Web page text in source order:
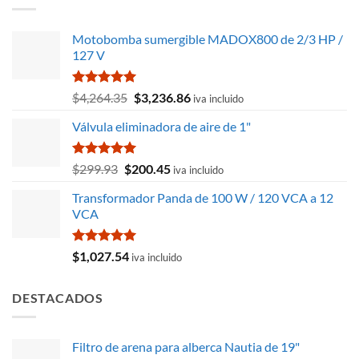
Motobomba sumergible MADOX800 de 2/3 HP /
127 V
Valorado
con
de 5
$4,264.35 El
original
era:
$4,264.35.
$3,236.86El
actual
$3,236.86.
iva incluido
Válvula eliminadora de aire de 1"
Valorado
con
de 5
$299.93 El
original
$299.93.
$200.45El
actual
iva incluido
Transformador Panda de 100 W / 120 VCA a 12
VCA
Valorado
con
$1,027.54 iva incluido
DESTACADOS
Filtro de arena para alberca Nautia de 19"